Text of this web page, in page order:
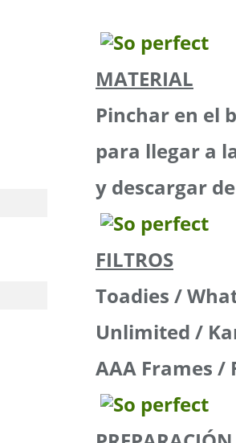
MATERIAL
Pinchar en el
para llegar a
y descargar
FILTROS
Toadies /
Unlimited /
AAA Frames /